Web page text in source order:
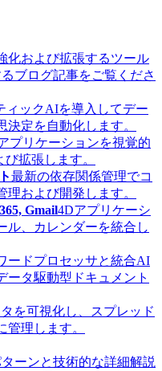
化および拡張するツール
ブログ記事をご覧くださ
ィックAIを導入してデー
決定を自動化します。
プリケーションを視覚的
拡張します。
最新の依存関係管理でコ
理および開発します。
Gmail4Dアプリケーシ
ル、カレンダーを統合し
ードプロセッサと統合AI
ータ駆動型ドキュメント
を可視化し、スプレッド
管理します。
ーンと技術的な詳細解説